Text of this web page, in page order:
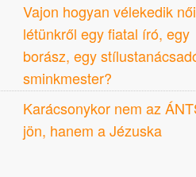
Vajon hogyan vélekedik női
létünkről egy fiatal író, egy
borász, egy
sminkmester?
Karácsonykor nem az
jön, hanem a Jézuska